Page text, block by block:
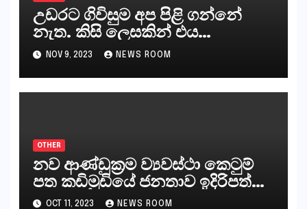
උඩරට ගිවිසුම අප පිළි ගන්නේ
නැත. කිසි ලෙසකින් එය
නීත්‍යානුකූල ලියවිල්ලක් නො වේ.
සිංහල ප්‍රතිපත්ති කේන්ද්‍රයෙන්
ජනාධිපති දැන් වූ ලිපියෙන්
කියනවාටත් වඩා අයිතියක් බෞද්ධ
NOV 9, 2023 NEWS ROOM
OTHER
නව ආණ්ඩුක්‍රම ව්‍යවස්ථා කෙටුම්
පත කඩිමුඩියේ ජනතාව ඉදිරිපත්
කරන්නේ?
OCT 11, 2023 NEWS ROOM